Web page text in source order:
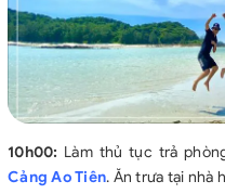
10h00: Làm thủ tục trả
Cảng Ao Tiên. Ăn trưa tại nhà